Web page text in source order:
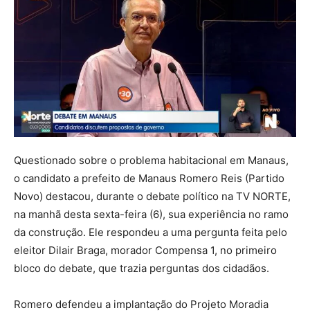
Questionado sobre o problema habitacional em Manaus,
o candidato a prefeito de Manaus Romero Reis (Partido
Novo) destacou, durante o debate político na TV NORTE,
na manhã desta sexta-feira (6), sua experiência no ramo
da construção. Ele respondeu a uma pergunta feita pelo
eleitor Dilair Braga, morador Compensa 1, no primeiro
bloco do debate, que trazia perguntas dos cidadãos.
Romero defendeu a implantação do Projeto Moradia